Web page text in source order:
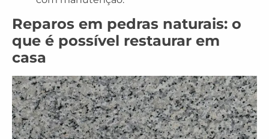
Reparos em pedras naturais: o
que é possível restaurar em
casa